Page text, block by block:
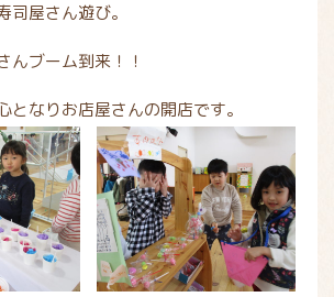
司屋さん遊び。
んブーム到来！！
となりお店屋さんの開店です。